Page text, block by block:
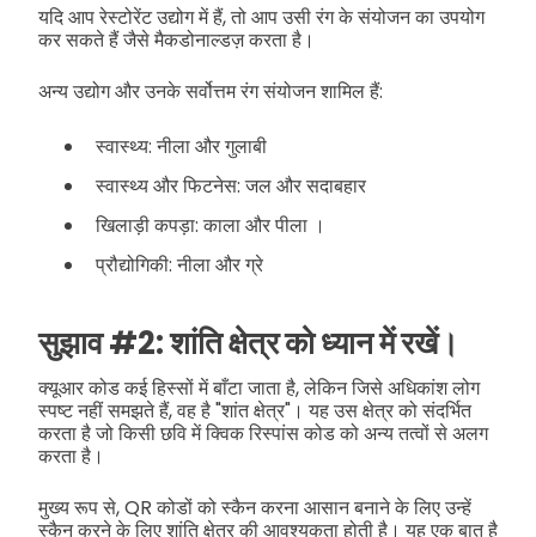
यदि आप रेस्टोरेंट उद्योग में हैं, तो आप उसी रंग के संयोजन का उपयोग
कर सकते हैं जैसे मैकडोनाल्डज़ करता है।
अन्य उद्योग और उनके सर्वोत्तम रंग संयोजन शामिल हैं:
स्वास्थ्य: नीला और गुलाबी
स्वास्थ्य और फिटनेस: जल और सदाबहार
खिलाड़ी कपड़ा: काला और पीला ।
प्रौद्योगिकी: नीला और ग्रे
सुझाव #2: शांति क्षेत्र को ध्यान में रखें।
क्यूआर कोड कई हिस्सों में बाँटा जाता है, लेकिन जिसे अधिकांश लोग
स्पष्ट नहीं समझते हैं, वह है "शांत क्षेत्र"। यह उस क्षेत्र को संदर्भित
करता है जो किसी छवि में क्विक रिस्पांस कोड को अन्य तत्वों से अलग
करता है।
मुख्य रूप से, QR कोडों को स्कैन करना आसान बनाने के लिए उन्हें
स्कैन करने के लिए शांति क्षेत्र की आवश्यकता होती है। यह एक बात है